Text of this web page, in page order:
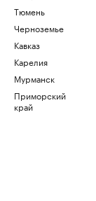
Тюмень
Черноземье
Кавказ
Карелия
Мурманск
Приморский
край